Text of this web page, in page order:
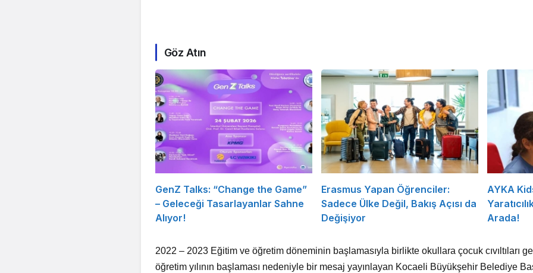
Göz Atın
GenZ Talks: “Change the Game”
– Geleceği Tasarlayanlar Sahne
Alıyor!
Erasmus Yapan Öğrenciler:
Sadece Ülke Değil, Bakış Açısı da
Değişiyor
AYKA
Arada!
2022 – 2023 Eğitim ve öğretim döneminin başlamasıyla birlikte okullara çocuk cıvıltıları
öğretim yılının başlaması nedeniyle bir mesaj yayınlayan Kocaeli Büyükşehir Belediye